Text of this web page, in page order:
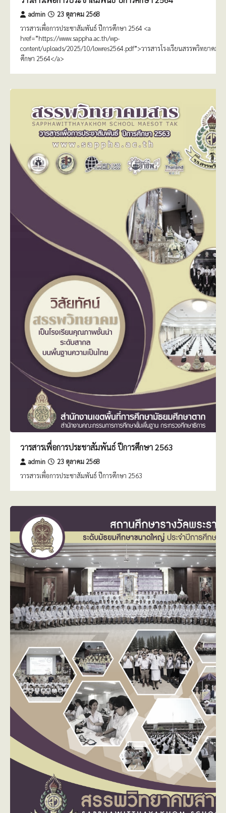
admin 23 ตุลาคม 2568
วารสารเพื่อการประชาสัมพันธ์ ปีการศึกษา 2564 <a
href=”https://www.sappha.ac.th/wp-
content/uploads/2025/10/lowres2564.pdf”>วารสารโรงเรียนสรรพวิทยาคม ปี
ศึกษา 2564</a>
วารสารเพื่อการประชาสัมพันธ์ ปีการศึกษา 2563
admin 23 ตุลาคม 2568
วารสารเพื่อการประชาสัมพันธ์ ปีการศึกษา 2563